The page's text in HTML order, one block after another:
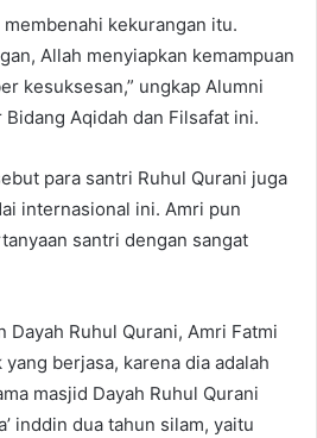
membenahi kekurangan itu.
Allah menyiapkan kemampuan
kesuksesan,” ungkap Alumni
Aqidah dan Filsafat ini.
para santri Ruhul Qurani juga
internasional ini. Amri pun
santri dengan sangat
Dayah Ruhul Qurani, Amri Fatmi
berjasa, karena dia adalah
masjid Dayah Ruhul Qurani
inddin dua tahun silam, yaitu